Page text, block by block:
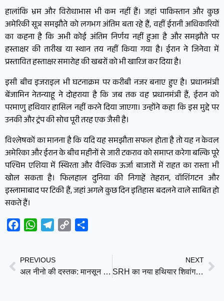
हालांकि भ्रम और विरोधाभास भी कम नहीं हैं। जहां पाकिस्तान और कुछ
अमेरिकी सूत्र समझौते को लगभग अंतिम बता रहे हैं, वहीं ईरानी अधिकारियों
का कहना है कि अभी कोई अंतिम निर्णय नहीं हुआ है और समझौते पर
हस्ताक्षर की तारीख या स्थान तय नहीं किया गया है। ईरान ने जिनेवा में
प्रस्तावित हस्ताक्षर समारोह की खबरों को भी खारिज कर दिया है।
इसी बीच इजराइल भी घटनाक्रम पर करीबी नजर बनाए हुए है। प्रधानमंत्री
बेंजामिन नेतन्याहू ने दोहराया है कि जब तक वह प्रधानमंत्री हैं, ईरान को
परमाणु हथियार हासिल नहीं करने दिया जाएगा। उन्होंने कहा कि इस मुद्दे पर
उनकी और ट्रंप की सोच पूरी तरह एक जैसी है।
विश्लेषकों का मानना है कि यदि यह समझौता सफल होता है तो यह न केवल
अमेरिका और ईरान के बीच महीनों से जारी टकराव को समाप्त करेगा बल्कि पूरे
पश्चिम एशिया में स्थिरता और वैश्विक ऊर्जा बाजारों में राहत का रास्ता भी
खोल सकता है। फिलहाल दुनिया की निगाहें तेहरान, वॉशिंगटन और
इस्लामाबाद पर टिकी हैं, जहां अगले कुछ दिन इतिहास बदलने वाले साबित हो
सकते हैं।
FacebookWhatsAppTelegram
Copy
PREVIOUS
अल नीनो की दस्तक: मानसून पर मंडरा रहा खतरा, बढ़ सकती है गर्मी और सूखे की मार
NEXT
SRH का नया हथियार शिवांग कुमार: वैभव सूर्यवंशी से प्रेरणा, पैट कमिंस का भरोसा और ईशान किशन की आज़ादी से चमका युवा ऑलराउंडर